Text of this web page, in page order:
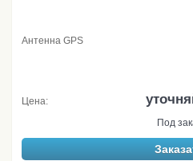
Антенна GPS
Цена:
Под